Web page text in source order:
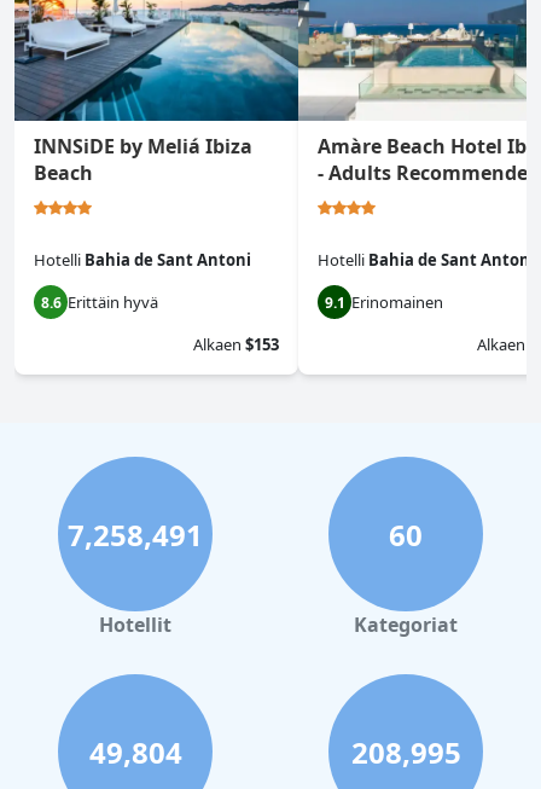
INNSiDE by Meliá Ibiza
Beach
Hotelli Bahia de Sant Antoni
8.6 Erittäin hyvä
Alkaen $153
Amàre Beach Hotel
- Adults Recommended
Hotelli Bahia de Sant Antoni
9.1 Erinomainen
Alkaen
7,258,491
Hotellit
60
Kategoriat
49,804 208,995